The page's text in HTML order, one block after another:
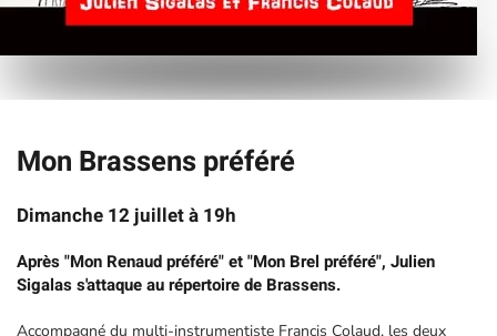
Mon Brassens préféré
Dimanche 12 juillet à 19h
Après "Mon Renaud préféré" et "Mon Brel préféré", Julien
Sigalas s'attaque au répertoire de Brassens.
Accompagné du multi-instrumentiste Francis Colaud, les deux